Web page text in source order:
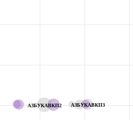
АЗБУКАВКП2 АЗБУКАВКП3